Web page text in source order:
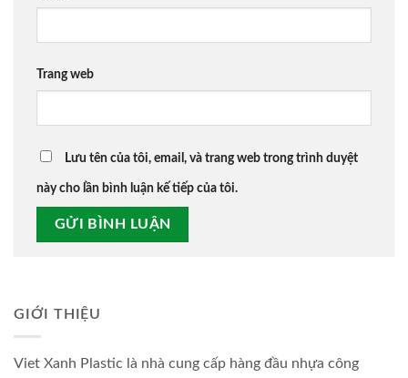
Trang web
Lưu tên của tôi, email, và trang web trong trình duyệt
này cho lần bình luận kế tiếp của tôi.
GIỚI THIỆU
Viet Xanh Plastic là nhà cung cấp hàng đầu nhựa công